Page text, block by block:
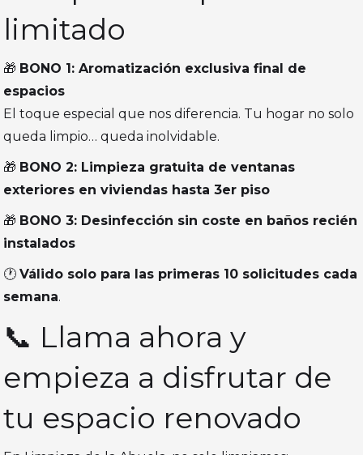
limitado
🎁 BONO 1: Aromatización exclusiva final de
espacios
El toque especial que nos diferencia. Tu hogar no solo
queda limpio… queda inolvidable.
🎁 BONO 2: Limpieza gratuita de ventanas
exteriores en viviendas hasta 3er piso
🎁 BONO 3: Desinfección sin coste en baños recién
instalados
🕐Válido solo para las primeras 10 solicitudes cada
semana.
📞 Llama ahora y
empieza a disfrutar de
tu espacio renovado